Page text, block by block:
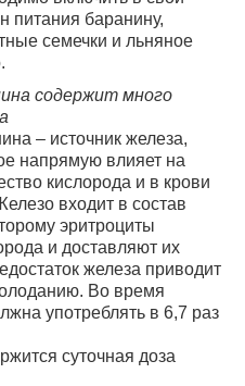
питания баранину,
семечки и льняное
содержит много
– источник железа,
напрямую влияет на
кислорода и в крови
входит в состав
эритроциты
и доставляют их
железа приводит
Во время
употреблять в 6,7 раз
суточная доза